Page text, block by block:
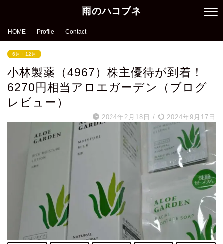
雨のハコブネ
HOME Profile Contact
6月・12月
小林製薬（4967）株主優待が到着！
6270円相当アロエガーデン（ブログ
レビュー）
2024年2月18日 / 2024年9月17日